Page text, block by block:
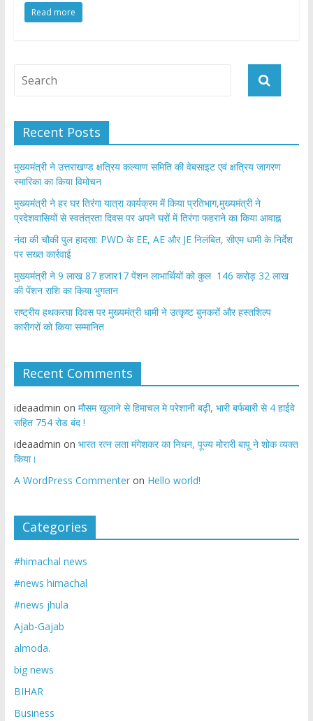
e
o
itt
Read more
Recent Posts
मुख्यमंत्री ने उत्तराखण्ड क्षत्रिय कल्याण समिति की वेबसाइट एवं क्षत्रिय जागरण
स्मारिका का किया विमोचन
मुख्यमंत्री ने हर घर तिरंगा यात्रा कार्यक्रम में किया प्रतिभाग,मुख्यमंत्री ने
प्रदेशवासियों से स्वतंत्रता दिवस पर अपने घरों में तिरंगा फहराने का किया आवाह्न
नंदा की चौकी पुल हादसा: PWD के EE, AE और JE निलंबित, सीएम धामी के निर्देश
पर सख्त कार्रवाई
मुख्यमंत्री ने 9 लाख 87 हजार17 पेंशन लाभार्थियों को कुल 146 करोड़ 32 लाख
की पेंशन राशि का किया भुगतान
राष्ट्रीय हथकरघा दिवस पर मुख्यमंत्री धामी ने उत्कृष्ट बुनकरों और हस्तशिल्प
कारीगरों को किया सम्मानित
Recent Comments
ideaadmin on मौसम खुलाने से हिमाचल मे परेशानी बढ़ी, भारी बर्फबारी से 4 हाईवे
सहित 754 रोड बंद !
ideaadmin on भारत रत्न लता मंगेशकर का निधन, पूज्य मोरारी बापू ने शोक व्यक्त
किया।
A WordPress Commenteron Hello world!
Categories
#himachal news
#news himachal
#news jhula
Ajab-Gajab
almoda.
big news
BIHAR
Business